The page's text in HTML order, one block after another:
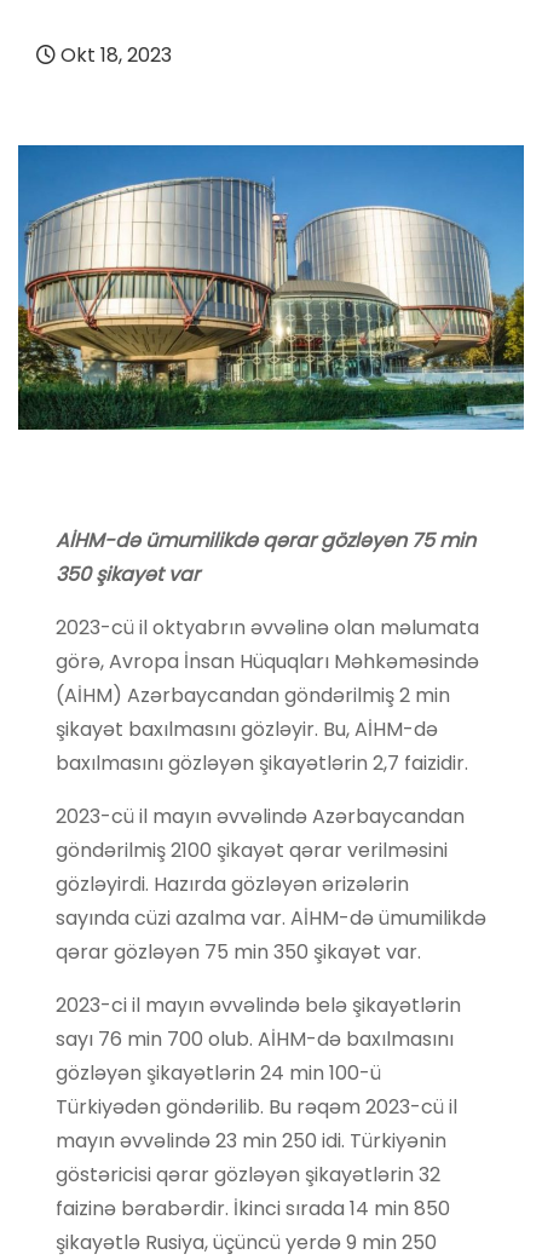
Okt 18, 2023
AİHM-də ümumilikdə qərar gözləyən 75 min
350 şikayət var
2023-cü il oktyabrın əvvəlinə olan məlumata
görə, Avropa İnsan Hüquqları Məhkəməsində
(AİHM) Azərbaycandan göndərilmiş 2 min
şikayət baxılmasını gözləyir. Bu, AİHM-də
baxılmasını gözləyən şikayətlərin 2,7 faizidir.
2023-cü il mayın əvvəlində Azərbaycandan
göndərilmiş 2100 şikayət qərar verilməsini
gözləyirdi. Hazırda gözləyən ərizələrin
sayında cüzi azalma var. AİHM-də ümumilikdə
qərar gözləyən 75 min 350 şikayət var.
2023-ci il mayın əvvəlində belə şikayətlərin
sayı 76 min 700 olub. AİHM-də baxılmasını
gözləyən şikayətlərin 24 min 100-ü
Türkiyədən göndərilib. Bu rəqəm 2023-cü il
mayın əvvəlində 23 min 250 idi. Türkiyənin
göstəricisi qərar gözləyən şikayətlərin 32
faizinə bərabərdir. İkinci sırada 14 min 850
şikayətlə Rusiya, üçüncü yerdə 9 min 250